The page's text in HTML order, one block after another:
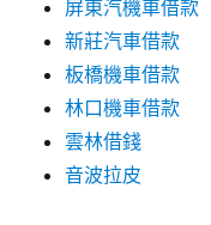
屏東汽機車借款
新莊汽車借款
板橋機車借款
林口機車借款
雲林借錢
音波拉皮